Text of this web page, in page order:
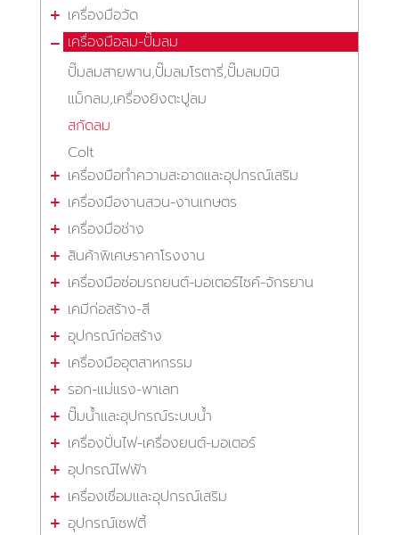
เครื่องมือวัด
เครื่องมือลม-ปั๊มลม
ปั๊มลมสายพาน,ปั๊มลมโรตารี่,ปั๊มลมมินิ
แม็กลม,เครื่องยิงตะปูลม
สกัดลม
Colt
เครื่องมือทำความสะอาดและอุปกรณ์เสริม
เครื่องมืองานสวน-งานเกษตร
เครื่องมือช่าง
สินค้าพิเศษราคาโรงงาน
เครื่องมือซ่อมรถยนต์-มอเตอร์ไซค์-จักรยาน
เคมีก่อสร้าง-สี
อุปกรณ์ก่อสร้าง
เครื่องมืออุตสาหกรรม
รอก-แม่แรง-พาเลท
ปั๊มน้ำและอุปกรณ์ระบบน้ำ
เครื่องปั่นไฟ-เครื่องยนต์-มอเตอร์
อุปกรณ์ไฟฟ้า
เครื่องเชื่อมและอุปกรณ์เสริม
อุปกรณ์เซฟตี้